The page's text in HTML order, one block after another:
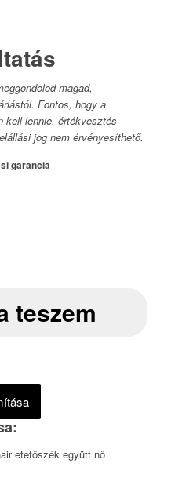
etetőszék együtt nő
magad,
Fontos, hogy a
kell lennie, értékvesztés
jog nem érvényesíthető.
garancia
teszem